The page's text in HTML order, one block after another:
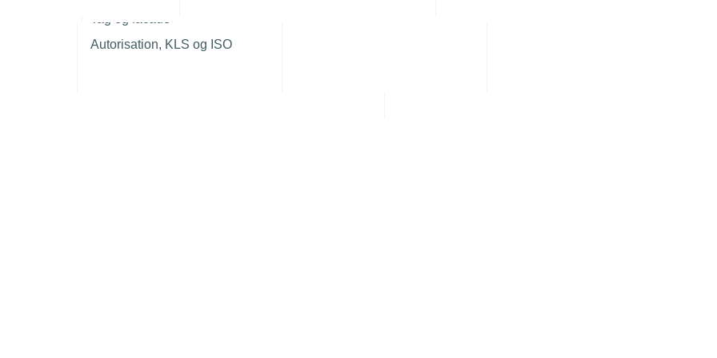
Autorisation, KLS og ISO